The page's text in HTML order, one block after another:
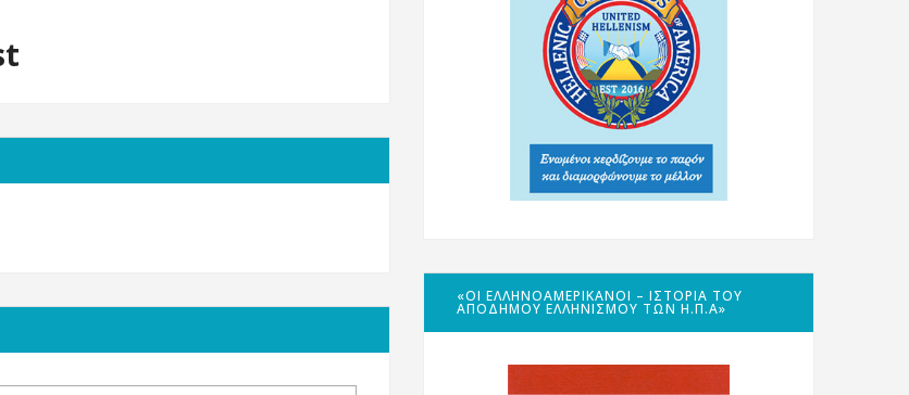
«ΟΙ ΕΛΛΗΝΟΑΜΕΡΙΚΑΝΟΊ – ΙΣΤΟΡΊΑ ΤΟΥ
ΑΠΌΔΗΜΟΥ ΕΛΛΗΝΙΣΜΟΎ ΤΩΝ Η.Π.Α»